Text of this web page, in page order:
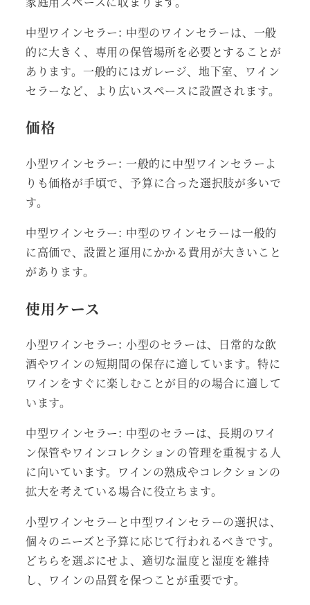
中型ワインセラー: 中型のワインセラーは、一般
的に大きく、専用の保管場所を必要とすることが
あります。一般的にはガレージ、地下室、ワイン
セラーなど、より広いスペースに設置されます。
価格
小型ワインセラー: 一般的に中型ワインセラーよ
りも価格が手頃で、予算に合った選択肢が多いで
す。
中型ワインセラー: 中型のワインセラーは一般的
に高価で、設置と運用にかかる費用が大きいこと
があります。
使用ケース
小型ワインセラー: 小型のセラーは、日常的な飲
酒やワインの短期間の保存に適しています。特に
ワインをすぐに楽しむことが目的の場合に適して
います。
中型ワインセラー: 中型のセラーは、長期のワイ
ン保管やワインコレクションの管理を重視する人
に向いています。ワインの熟成やコレクションの
拡大を考えている場合に役立ちます。
小型ワインセラーと中型ワインセラーの選択は、
個々のニーズと予算に応じて行われるべきです。
どちらを選ぶにせよ、適切な温度と湿度を維持
し、ワインの品質を保つことが重要です。